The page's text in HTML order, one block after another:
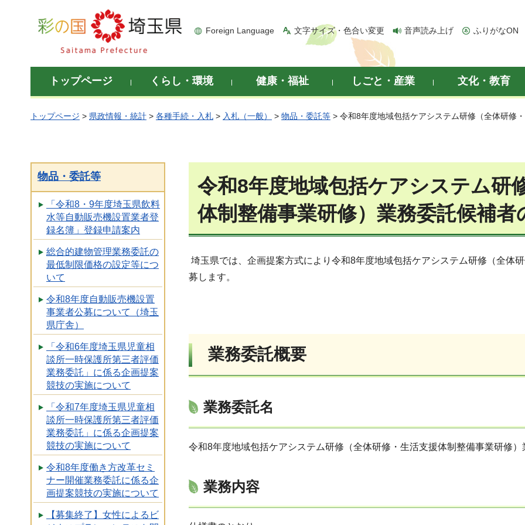
彩の国 埼玉県
Foreign Language 文字サイズ・色合い変更 音声読み上げ ふりがなON
トップページ くらし・環境 健康・福祉 しごと・産業 文化・教育
トップページ > 県政情報・統計 > 各種手続・入札 > 入札（一般） > 物品・委託等 > 令和8年度地域包括ケアシステム研修（全体研修
物品・委託等
「令和8・9年度埼玉県飲料
水等自動販売機設置業者登
録名簿」登録申請案内
総合的建物管理業務委託の
最低制限価格の設定等につ
いて
令和8年度自動販売機設置
事業者公募について（埼玉
県庁舎）
「令和6年度埼玉県児童相
談所一時保護所第三者評価
業務委託」に係る企画提案
競技の実施について
「令和7年度埼玉県児童相
談所一時保護所第三者評価
業務委託」に係る企画提案
競技の実施について
令和8年度働き方改革セミ
ナー開催業務委託に係る企
画提案競技の実施について
【募集終了】女性によるビ
令和8年度地域包括ケアシステム研
体制整備事業研修）業務委託候補
埼玉県では、企画提案方式により令和8年度地域包括ケアシステム研修（全体
募します。
業務委託概要
業務委託名
令和8年度地域包括ケアシステム研修（全体研修・生活支援体制整備事業研修）
業務内容